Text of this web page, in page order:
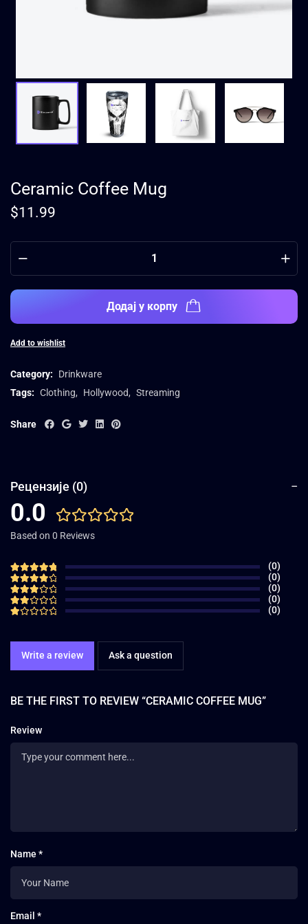
Ceramic Coffee Mug
$11.99
Додај у корпу
Add to wishlist
Category:
Drinkware
Tags: Clothing, Hollywood, Streaming
Share
Рецензије (0)
0.0
Based on 0 Reviews
(0)
(0)
(0)
(0)
(0)
Write a review Ask a question
BE THE FIRST TO REVIEW “CERAMIC COFFEE MUG”
Review
Name *
Email *